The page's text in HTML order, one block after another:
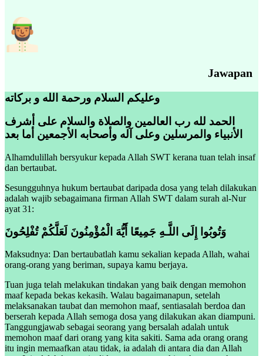
Jawapan
وعليكم السلام ورحمة الله و بركاته
الحمد لله رب العالمين والصلاة والسلام على أشرف
الأنبياء والمرسلين وعلى آله وأصحابه الأجمعين أما بعد
Alhamdulillah bersyukur kepada Allah SWT kerana tuan telah insaf
dan bertaubat.
Sesungguhnya hukum bertaubat daripada dosa yang telah dilakukan
adalah wajib sebagaimana firman Allah SWT dalam surah al-Nur
ayat 31:
وَتُوبُوا إِلَى اللَّـهِ جَمِيعًا أَيُّهَ الْمُؤْمِنُونَ لَعَلَّكُمْ تُفْلِحُونَ
Maksudnya: Dan bertaubatlah kamu sekalian kepada Allah, wahai
orang-orang yang beriman, supaya kamu berjaya.
Tuan juga telah melakukan tindakan yang baik dengan memohon
maaf kepada bekas kekasih. Walau bagaimanapun, setelah
melaksanakan taubat dan memohon maaf, sentiasalah berdoa dan
berserah kepada Allah semoga dosa yang dilakukan akan diampuni.
Tanggungjawab sebagai seorang yang bersalah adalah untuk
memohon maaf dari orang yang kita sakiti. Sama ada orang orang
itu ingin memaafkan atau tidak, ia adalah di antara dia dan Allah